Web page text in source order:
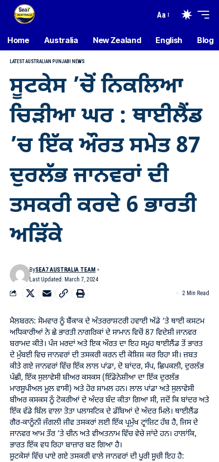
Aa
Home Australia New Zealand English Blog
LATEST AUSTRALIAN PUNJABI NEWS
ਸੂਟਕੇਸ ’ਚੋਂ ਨਿਕਲਿਆ
ਚਿੜੀਆ ਘਰ : ਥਾਈਲੈਂਡ
’ਚ ਇੱਕ ਔਰਤ ਸਮੇਤ 87
ਦੁਰਲੱਭ ਜਾਨਵਰਾਂ ਦੀ
ਤਸਕਰੀ ਕਰਦੇ 6 ਭਾਰਤੀ
ਅੜਿੱਕੇ
Last Updated: March 7, 2024
BySEA7 AUSTRALIA TEAM
2 Min Read
ਮੈਲਬਰਨ: ਸੋਮਵਾਰ ਨੂੰ ਬੈਂਕਾਕ ਦੇ ਅੰਤਰਰਾਸ਼ਟਰੀ ਹਵਾਈ ਅੱਡੇ ‘ਤੇ ਥਾਈ ਕਸਟਮ
ਅਧਿਕਾਰੀਆਂ ਨੇ ਛੇ ਭਾਰਤੀ ਨਾਗਰਿਕਾਂ ਦੇ ਸਾਮਾਨ ਵਿਚੋਂ 87 ਵਿਦੇਸ਼ੀ ਜਾਨਵਰ
ਬਰਾਮਦ ਕੀਤੇ। ਪੰਜ ਮਰਦਾਂ ਅਤੇ ਇਕ ਔਰਤ ਦਾ ਇਹ ਸਮੂਹ ਥਾਈਲੈਂਡ ਤੋਂ ਭਾਰਤ
ਦੇ ਮੁੰਬਈ ਵਿਚ ਜਾਨਵਰਾਂ ਦੀ ਤਸਕਰੀ ਕਰਨ ਦੀ ਕੋਸ਼ਿਸ਼ ਕਰ ਰਿਹਾ ਸੀ। ਜ਼ਬਤ
ਕੀਤੇ ਗਏ ਜਾਨਵਰਾਂ ਵਿੱਚ ਇੱਕ ਲਾਲ ਪਾਂਡਾ, ਦੋ ਬਾਂਦਰ, ਸੱਪ, ਛਿਪਕਲੀ, ਦੁਰਲੱਭ
ਪੰਛੀ, ਇੱਕ ਸੁਲਾਵੇਸੀ ਬੀਅਰ ਕਸਕਸ (ਇੰਡੋਨੇਸ਼ੀਆ ਦਾ ਇੱਕ ਦੁਰਲੱਭ
ਮਾਰਸੂਪੀਅਲ ਮੂਲ ਵਾਸੀ) ਅਤੇ ਹੋਰ ਸ਼ਾਮਲ ਹਨ। ਲਾਲ ਪਾਂਡਾ ਅਤੇ ਸੁਲਾਵੇਸੀ
ਬੀਅਰ ਕਸਕਸ ਨੂੰ ਟੋਕਰੀਆਂ ਦੇ ਅੰਦਰ ਬੰਦ ਕੀਤਾ ਗਿਆ ਸੀ, ਜਦੋਂ ਕਿ ਬਾਂਦਰ ਅਤੇ
ਇੱਕ ਵੱਡੇ ਬਿੱਲ ਵਾਲਾ ਤੋਤਾ ਪਲਾਸਟਿਕ ਦੇ ਡੱਬਿਆਂ ਦੇ ਅੰਦਰ ਮਿਲੇ। ਥਾਈਲੈਂਡ
ਗੈਰ-ਕਾਨੂੰਨੀ ਜੰਗਲੀ ਜੀਵ ਤਸਕਰਾਂ ਲਈ ਇੱਕ ਪ੍ਰਮੁੱਖ ਟ੍ਰਾਂਜ਼ਿਟ ਹੱਬ ਹੈ, ਜਿਸ ਦੇ
ਜਾਨਵਰ ਆਮ ਤੌਰ ‘ਤੇ ਚੀਨ ਅਤੇ ਵੀਅਤਨਾਮ ਵਿੱਚ ਵੇਚੇ ਜਾਂਦੇ ਹਨ। ਹਾਲਾਂਕਿ,
ਭਾਰਤ ਇੱਕ ਵਧ ਰਿਹਾ ਬਾਜ਼ਾਰ ਬਣ ਗਿਆ ਹੈ।
ਸੂਟਕੇਸਾਂ ਵਿੱਚ ਪਾਏ ਗਏ ਤਸਕਰੀ ਵਾਲੇ ਜਾਨਵਰਾਂ ਦੀ ਪੂਰੀ ਸੂਚੀ ਇਹ ਹੈ: